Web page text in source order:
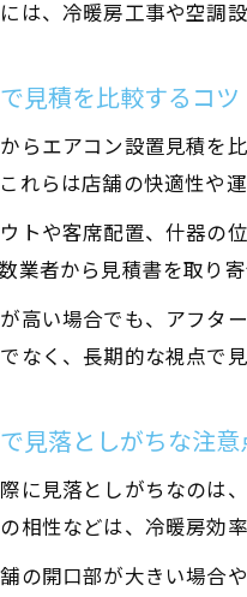
は、冷暖房工事や空調
見積を比較するコツ
らエアコン設置見積を
れらは店舗の快適性や
トや客席配置、什器の
業者から見積書を取り
高い場合でも、アフタ
なく、長期的な視点で
見落としがちな注意
に見落としがちなのは
相性などは、冷暖房効
の開口部が大きい場合